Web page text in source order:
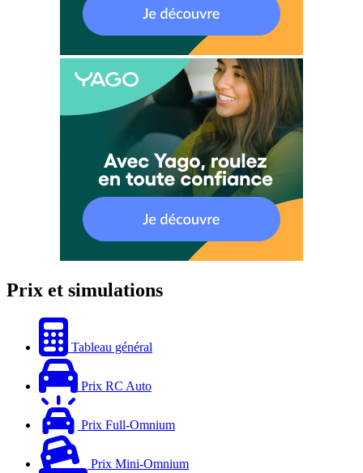
Prix et simulations
Tableau général
Prix RC Auto
Prix Full-Omnium
Prix Mini-Omnium